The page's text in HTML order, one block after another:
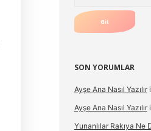
SON YORUMLAR
Ayşe Ana Nasıl Yazılır
Ayşe Ana Nasıl Yazılır
Yunanlılar Rakıya Ne